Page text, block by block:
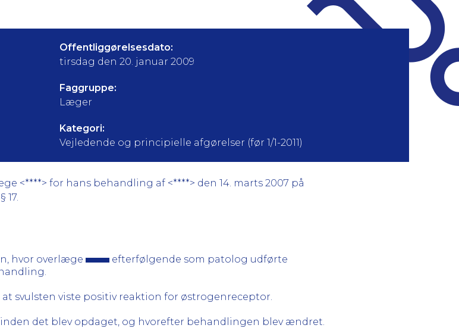
Offentliggørelsesdato:
tirsdag den 20. januar 2009
Faggruppe:
Læger
Kategori:
Vejledende og principielle afgørelser (før 1/1-2011)
for hans behandling af <****> den 14. marts 2007 på
17.
hvor overlæge
efterfølgende som patolog udførte
svulsten viste positiv reaktion for østrogenreceptor.
det blev opdaget, og hvorefter behandlingen blev ændret.